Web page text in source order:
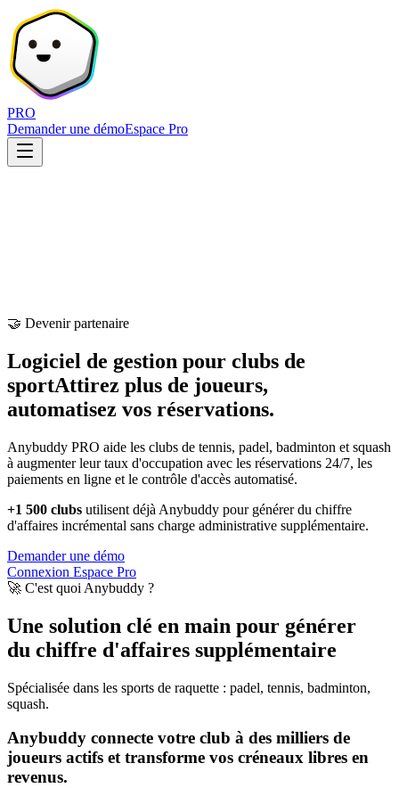
PRO
Demander une démoEspace Pro
🤝 Devenir partenaire
Logiciel de gestion pour clubs de
sportAttirez plus de joueurs,
automatisez vos réservations.
Anybuddy PRO aide les clubs de tennis, padel, badminton et squash
à augmenter leur taux d'occupation avec les réservations 24/7, les
paiements en ligne et le contrôle d'accès automatisé.
+1 500 clubs utilisent déjà Anybuddy pour générer du chiffre
d'affaires incrémental sans charge administrative supplémentaire.
Demander une démo
Connexion Espace Pro
🚀 C'est quoi Anybuddy ?
Une solution clé en main pour générer
du chiffre d'affaires supplémentaire
Spécialisée dans les sports de raquette : padel, tennis, badminton,
squash.
Anybuddy connecte votre club à des milliers de
joueurs actifs et transforme vos créneaux libres en
revenus.